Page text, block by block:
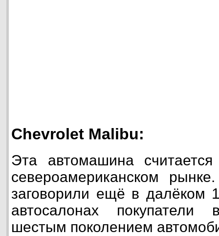
Chevrolet Malibu:
Эта автомашина
североамериканском
заговорили ещё в далёком
автосалонах
шестым поколением